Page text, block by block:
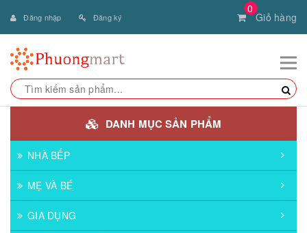
0
Giỏ hàng
Đăng nhập Đăng ký
DANH MỤC SẢN PHẨM
NHÀ BẾP
MẸ VÀ BÉ
GIA DỤNG